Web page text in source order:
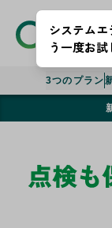
3つのプラン
システム
う一度お試